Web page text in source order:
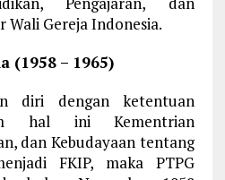
Wali Gereja Indonesia.
(1958 – 1965)
diri dengan ketentuan
hal ini Kementrian
dan Kebudayaan tentang
FKIP, maka PTPG